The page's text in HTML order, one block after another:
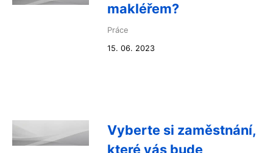
makléřem?
Práce
15. 06. 2023
Vyberte si zaměstnání,
které vás bude